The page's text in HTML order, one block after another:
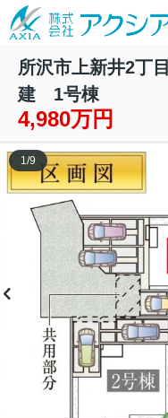
所沢市上新井2丁
建 1号棟
4,980万円
1/9